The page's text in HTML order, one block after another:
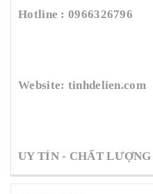
Hotline : 0966326796
Website: tinhdelien.com
UY TÍN - CHẤT